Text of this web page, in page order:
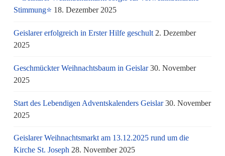
Stimmung⭐ 18. Dezember 2025
Geislarer erfolgreich in Erster Hilfe geschult 2. Dezember
2025
Geschmückter Weihnachtsbaum in Geislar 30. November
2025
Start des Lebendigen Adventskalenders Geislar 30. November
2025
Geislarer Weihnachtsmarkt am 13.12.2025 rund um die
Kirche St. Joseph 28. November 2025